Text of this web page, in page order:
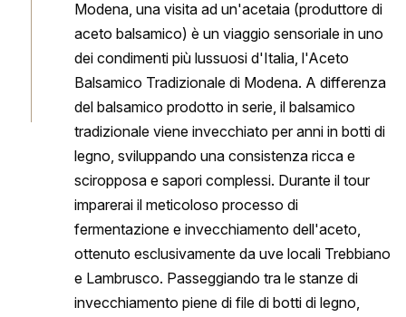
Modena, una visita ad un'acetaia (produttore di
aceto balsamico) è un viaggio sensoriale in uno
dei condimenti più lussuosi d'Italia, l'Aceto
Balsamico Tradizionale di Modena. A differenza
del balsamico prodotto in serie, il balsamico
tradizionale viene invecchiato per anni in botti di
legno, sviluppando una consistenza ricca e
sciropposa e sapori complessi. Durante il tour
imparerai il meticoloso processo di
fermentazione e invecchiamento dell'aceto,
ottenuto esclusivamente da uve locali Trebbiano
e Lambrusco. Passeggiando tra le stanze di
invecchiamento piene di file di botti di legno,